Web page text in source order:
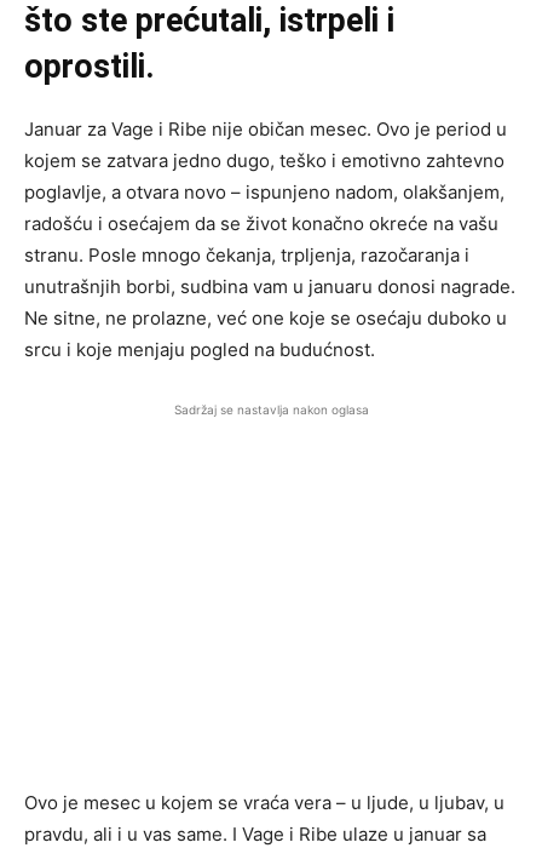
što ste prećutali, istrpeli i
oprostili.
Januar za Vage i Ribe nije običan mesec. Ovo je period u
kojem se zatvara jedno dugo, teško i emotivno zahtevno
poglavlje, a otvara novo – ispunjeno nadom, olakšanjem,
radošću i osećajem da se život konačno okreće na vašu
stranu. Posle mnogo čekanja, trpljenja, razočaranja i
unutrašnjih borbi, sudbina vam u januaru donosi nagrade.
Ne sitne, ne prolazne, već one koje se osećaju duboko u
srcu i koje menjaju pogled na budućnost.
Sadržaj se nastavlja nakon oglasa
Ovo je mesec u kojem se vraća vera – u ljude, u ljubav, u
pravdu, ali i u vas same. I Vage i Ribe ulaze u januar sa